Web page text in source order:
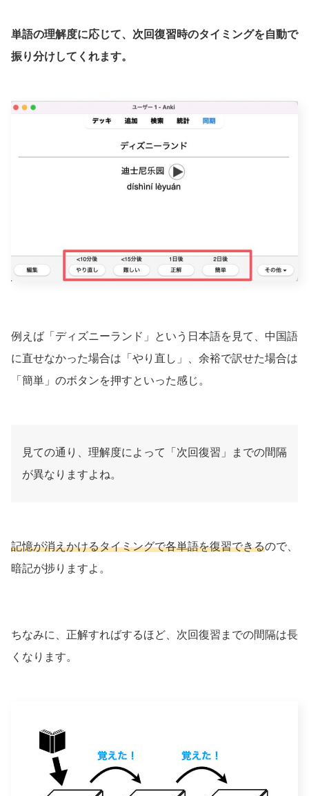
単語の理解度に応じて、次回復習時のタイミングを自動で
振り分けしてくれます。
例えば「ディズニーランド」という日本語を見て、中国語
に直せなかった場合は「やり直し」、余裕で訳せた場合は
「簡単」のボタンを押すといった感じ。
見ての通り、理解度によって「次回復習」までの間隔
が異なりますよね。
記憶が消えかけるタイミングで各単語を復習できるので、
暗記が捗りますよ。
ちなみに、正解すればするほど、次回復習までの間隔は長
くなります。